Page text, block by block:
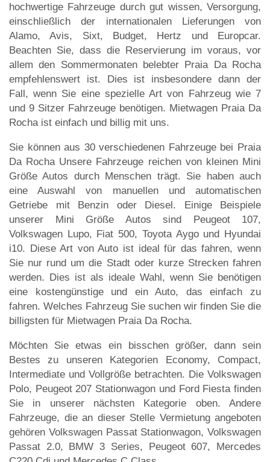
hochwertige Fahrzeuge durch gut wissen, Versorgung,
einschließlich der internationalen Lieferungen von
Alamo, Avis, Sixt, Budget, Hertz und Europcar.
Beachten Sie, dass die Reservierung im voraus, vor
allem den Sommermonaten belebter Praia Da Rocha
empfehlenswert ist. Dies ist insbesondere dann der
Fall, wenn Sie eine spezielle Art von Fahrzeug wie 7
und 9 Sitzer Fahrzeuge benötigen. Mietwagen Praia Da
Rocha ist einfach und billig mit uns.
Sie können aus 30 verschiedenen Fahrzeuge bei Praia
Da Rocha Unsere Fahrzeuge reichen von kleinen Mini
Größe Autos durch Menschen trägt. Sie haben auch
eine Auswahl von manuellen und automatischen
Getriebe mit Benzin oder Diesel. Einige Beispiele
unserer Mini Größe Autos sind Peugeot 107,
Volkswagen Lupo, Fiat 500, Toyota Aygo und Hyundai
i10. Diese Art von Auto ist ideal für das fahren, wenn
Sie nur rund um die Stadt oder kurze Strecken fahren
werden. Dies ist als ideale Wahl, wenn Sie benötigen
eine kostengünstige und ein Auto, das einfach zu
fahren. Welches Fahrzeug Sie suchen wir finden Sie die
billigsten für Mietwagen Praia Da Rocha.
Möchten Sie etwas ein bisschen größer, dann sein
Bestes zu unseren Kategorien Economy, Compact,
Intermediate und Vollgröße betrachten. Die Volkswagen
Polo, Peugeot 207 Stationwagon und Ford Fiesta finden
Sie in unserer nächsten Kategorie oben. Andere
Fahrzeuge, die an dieser Stelle Vermietung angeboten
gehören Volkswagen Passat Stationwagon, Volkswagen
Passat 2.0, BMW 3 Series, Peugeot 607, Mercedes